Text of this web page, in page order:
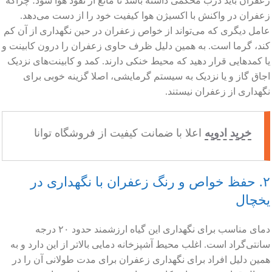
زعفران در واکنش با اکسیژن هوا کیفیت خود را از دست می‌دهد.
عامل دیگری که می‌تواند از خواص زعفران در حین نگهداری از آن کم
کند، گرما است. به همین دلیل ظرف حاوی زعفران را درون کابینت و
یا کمدهایی قرار دهید که محیط خنکی دارند. کمد و کابینت‌های نزدیک
اجاق گاز و یا نزدیک به سیستم گرمایشی، اصلا گزینه خوبی برای
نگهداری از زعفران نیستند.
خرید ادویه اعلا با ضمانت کیفیت از فروشگاه توانا
۲. حفظ خواص و رنگ زعفران با نگهداری در
یخچال
دمای مناسب برای نگهداری این گیاه ارزشمند حدود ۲۰ درجه
سانتی‌گراد است. اغلب محیط آشپزخانه دمایی بالاتر از این دارد و به
همین دلیل افراد برای نگهداری زعفران برای مدت طولانی آن را در